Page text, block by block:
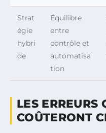
Strat
égie
hybri
de
Équilibre
entre
contrôle et
automatisa
tion
LES ERREURS
COÛTERONT